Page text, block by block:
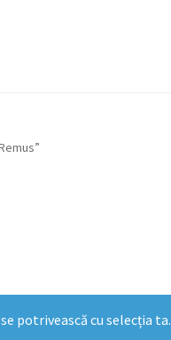
potrivească cu selecția ta.